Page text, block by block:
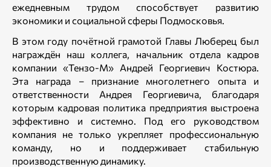
ежедневным трудом способствует развитию
экономики и социальной сферы Подмосковья.
В этом году почётной грамотой Главы Люберец был
награждён наш коллега, начальник отдела кадров
компании «Тензо-М» Андрей Георгиевич Костюра.
Эта награда – признание многолетнего опыта и
ответственности Андрея Георгиевича, благодаря
которым кадровая политика предприятия выстроена
эффективно и системно. Под его руководством
компания не только укрепляет профессиональную
команду, но и поддерживает стабильную
производственную динамику.